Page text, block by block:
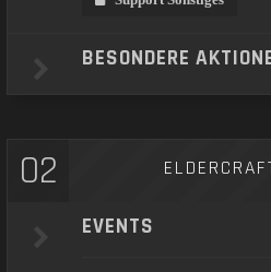
BESONDERE
02
EVENTS